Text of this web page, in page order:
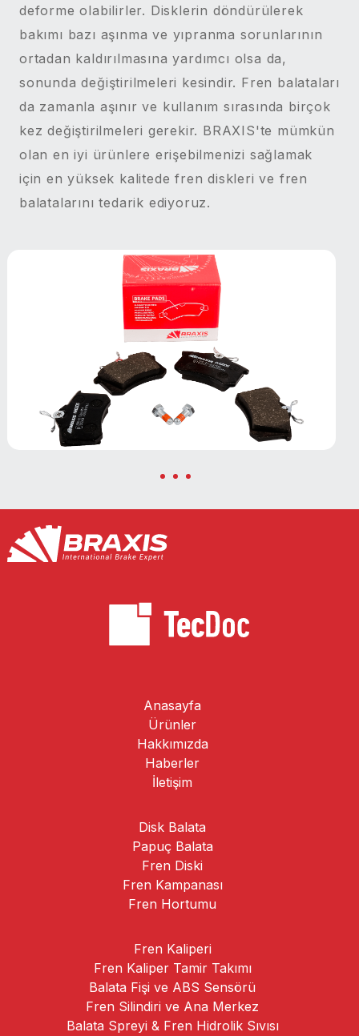
deforme olabilirler. Disklerin döndürülerek
bakımı bazı aşınma ve yıpranma sorunlarının
ortadan kaldırılmasına yardımcı olsa da,
sonunda değiştirilmeleri kesindir. Fren balataları
da zamanla aşınır ve kullanım sırasında birçok
kez değiştirilmeleri gerekir. BRAXIS'te mümkün
olan en iyi ürünlere erişebilmenizi sağlamak
için en yüksek kalitede fren diskleri ve fren
balatalarını tedarik ediyoruz.
Anasayfa
Ürünler
Hakkımızda
Haberler
İletişim
Disk Balata
Papuç Balata
Fren Diski
Fren Kampanası
Fren Hortumu
Fren Kaliperi
Fren Kaliper Tamir Takımı
Balata Fişi ve ABS Sensörü
Fren Silindiri ve Ana Merkez
Balata Spreyi & Fren Hidrolik Sıvısı